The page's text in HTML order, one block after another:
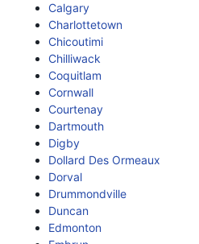
Calgary
Charlottetown
Chicoutimi
Chilliwack
Coquitlam
Cornwall
Courtenay
Dartmouth
Digby
Dollard Des Ormeaux
Dorval
Drummondville
Duncan
Edmonton